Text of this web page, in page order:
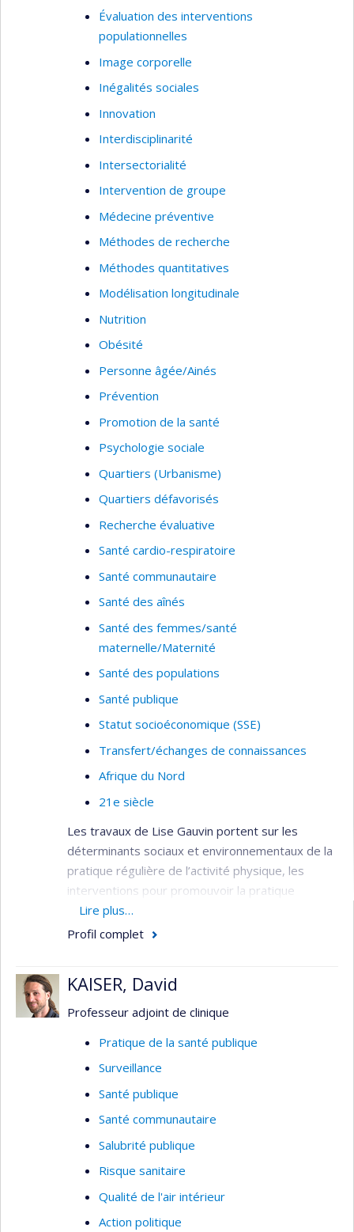
of services, best practices implementation,
system analysis, performance indicators, and
patient outcomes
Évaluation des interventions
populationnelles
Image corporelle
Inégalités sociales
Innovation
Interdisciplinarité
Intersectorialité
Intervention de groupe
Médecine préventive
Méthodes de recherche
Méthodes quantitatives
Modélisation longitudinale
Nutrition
Obésité
Personne âgée/Ainés
Prévention
Promotion de la santé
Psychologie sociale
Quartiers (Urbanisme)
Quartiers défavorisés
Recherche évaluative
Santé cardio-respiratoire
Santé communautaire
Santé des aînés
Santé des femmes/santé
maternelle/Maternité
Santé des populations
Santé publique
Statut socioéconomique (SSE)
Transfert/échanges de connaissances
Afrique du Nord
21e siècle
Les travaux de Lise Gauvin portent sur les
déterminants sociaux et environnementaux de la
pratique régulière de l’activité physique, les
interventions pour promouvoir la pratique
régulière de l’activité physique au niveau
populationnel et les déterminants sociaux des
des méthodes quantitatives et épidémiologiques
novatrices incluant l’analyse multi-niveaux,
et l’échantillonnage des expériences.
caractéristiques des quartiers peuvent influencer
les habitudes de vie, quels aspects des
voisinages peuvent devenir des cibles
d’interventions de santé publique et comment
ces interventions de santé publique peuvent
changer les voisinages pour le mieux.
Lire plus…
Profil complet
KAISER, David
Professeur adjoint de clinique
Pratique de la santé publique
Surveillance
Santé publique
Santé communautaire
Salubrité publique
Risque sanitaire
Qualité de l'air intérieur
Action politique